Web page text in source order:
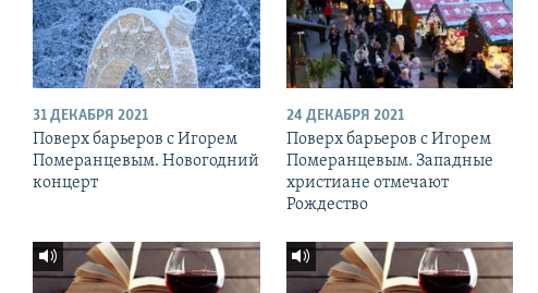
31 ДЕКАБРЯ 2021
Поверх барьеров с Игорем
Померанцевым. Новогодний
концерт
24 ДЕКАБРЯ 2021
Поверх барьеров с Игорем
Померанцевым. Западные
христиане отмечают
Рождество